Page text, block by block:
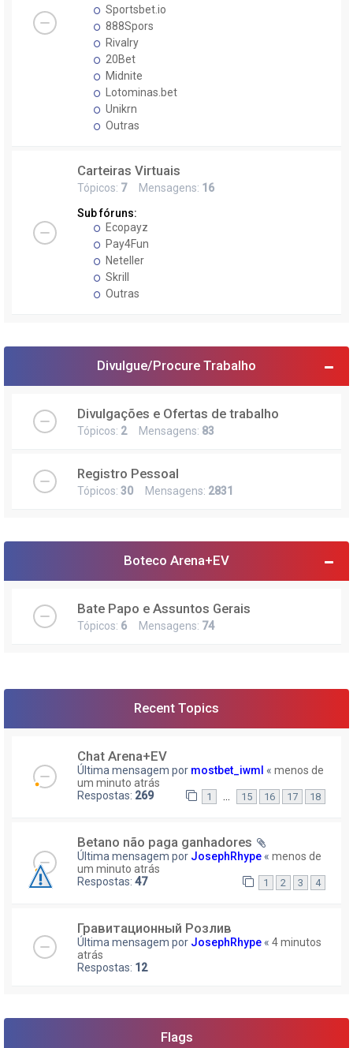
Sportsbet.io
888Spors
Rivalry
20Bet
Midnite
Lotominas.bet
Unikrn
Outras
Carteiras Virtuais
Tópicos: 7Mensagens: 16
Sub fóruns:
Ecopayz
Pay4Fun
Neteller
Skrill
Outras
Divulgue/Procure Trabalho
Divulgações e Ofertas de trabalho
Tópicos: 2Mensagens: 83
Registro Pessoal
Tópicos: 30 Mensagens: 2831
Boteco Arena+EV
Bate Papo e Assuntos Gerais
Tópicos: 6 Mensagens: 74
Recent Topics
Chat Arena+EV
Última mensagem por mostbet_iwml « menos de
um minuto atrás
Respostas: 269 1 … 15 16 17 18
Betano não paga ganhadores
Última mensagem por JosephRhype « menos de
um minuto atrás
Respostas: 47 1 2 3 4
Гравитационный Розлив
Última mensagem por JosephRhype « 4 minutos
atrás
Respostas: 12
Flags